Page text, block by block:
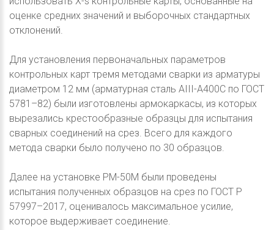
оценке средних значений и выборочных стандартных
отклонений.
Для установления первоначальных параметров
контрольных карт тремя методами сварки из арматуры
диаметром 12 мм (арматурная сталь АIII-А400С по ГОСТ
5781–82) были изготовлены армокаркасы, из которых
вырезались крестообразные образцы для испытания
сварных соединений на срез. Всего для каждого
метода сварки было получено по 30 образцов.
Далее на установке PM-50M были проведены
испытания полученных образцов на срез по ГОСТ Р
57997–2017, оценивалось максимальное усилие,
которое выдерживает соединение.